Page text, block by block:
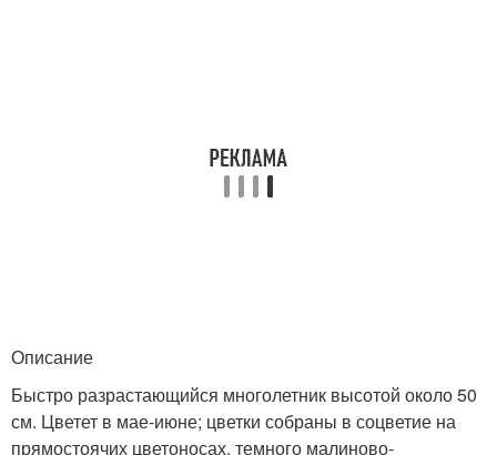
Описание
Быстро разрастающийся многолетник высотой около 50
см. Цветет в мае-июне; цветки собраны в соцветие на
прямостоячих цветоносах, темного малиново-